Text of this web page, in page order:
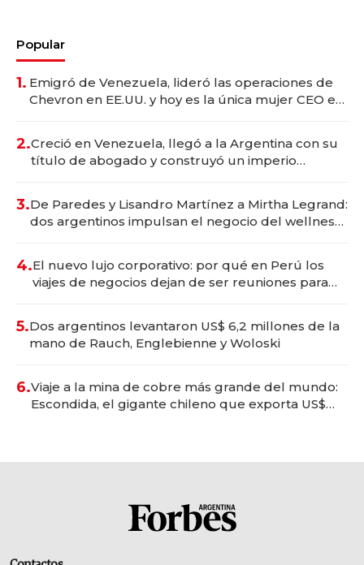
Popular
1. Emigró de Venezuela, lideró las operaciones de
Chevron en EE.UU. y hoy es la única mujer CEO en
2.Creció en Venezuela, llegó a la Argentina con su
título de abogado y construyó un imperio
3.De Paredes y Lisandro Martínez a Mirtha Legrand:
dos argentinos impulsan el negocio del wellness
4.El nuevo lujo corporativo: por qué en Perú los
viajes de negocios dejan de ser reuniones para
5.Dos argentinos levantaron US$ 6,2 millones de la
mano de Rauch, Englebienne y Woloski
6.Viaje a la mina de cobre más grande del mundo:
Escondida, el gigante chileno que exporta US$